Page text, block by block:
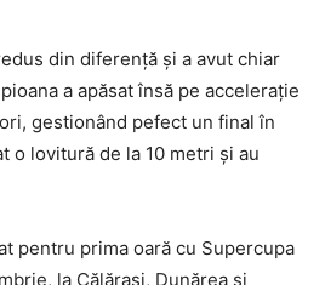
din diferență și a avut chiar
a apăsat însă pe accelerație
gestionând pefect un final în
o lovitură de la 10 metri și au
pentru prima oară cu Supercupa
la Călărași, Dunărea și